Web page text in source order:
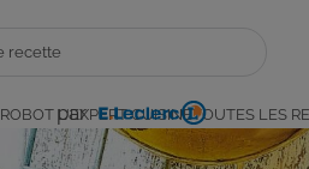
par
E.
Leclerc
ROBOT L'EXPERT CUISINETOUTES LES